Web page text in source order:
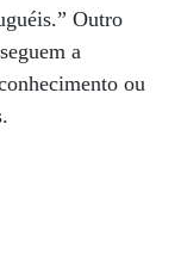
Outro
a
ou